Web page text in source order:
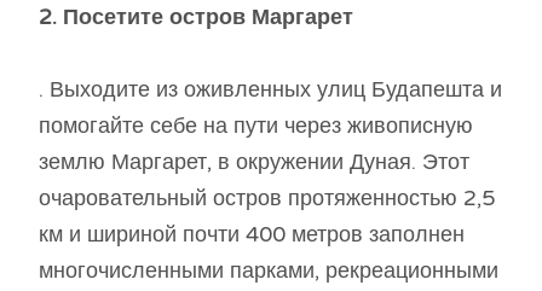
2. Посетите остров Маргарет
. Выходите из оживленных улиц Будапешта и
помогайте себе на пути через живописную
землю Маргарет, в окружении Дуная. Этот
очаровательный остров протяженностью 2,5
км и шириной почти 400 метров заполнен
многочисленными парками, рекреационными